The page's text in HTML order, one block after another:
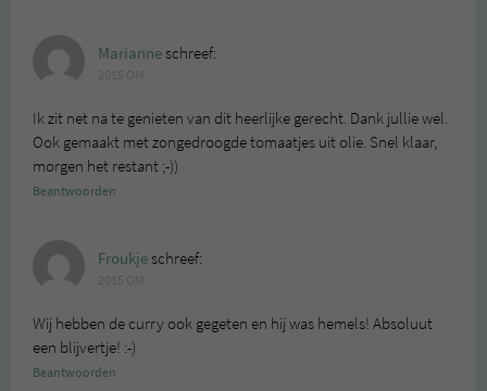
Marianneschreef:
Ik zit net na te genieten van dit heerlijke gerecht. Dank jullie wel.
Ook gemaakt met zongedroogde tomaatjes uit olie. Snel klaar,
morgen het restant ;-))
Beantwoorden
Froukjeschreef:
Wij hebben de curry ook gegeten en hij was hemels! Absoluut
een blijvertje! :-)
Beantwoorden